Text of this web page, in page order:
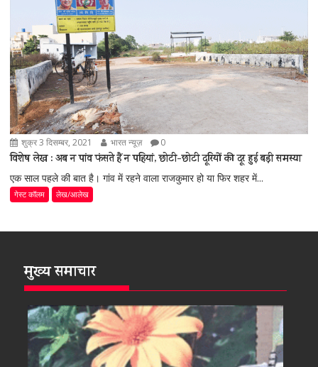
शुक्र 3 दिसम्बर, 2021 भारत न्यूज़ 0
विशेष लेख : अब न पांव फंसते हैं न पहियां, छोटी-छोटी दूरियों की दूर हुई बड़ी समस्या
एक साल पहले की बात है। गांव में रहने वाला राजकुमार हो या फिर शहर में...
गेस्ट कॉलम लेख/आलेख
मुख्य समाचार